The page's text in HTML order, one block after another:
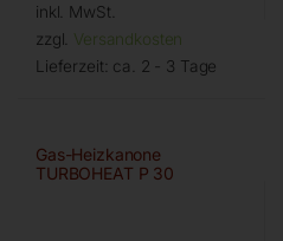
inkl. MwSt.
zzgl. Versandkosten
Lieferzeit: ca. 2 - 3 Tage
Gas-Heizkanone
TURBOHEAT P 30